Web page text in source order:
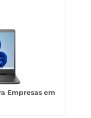
Empresas em